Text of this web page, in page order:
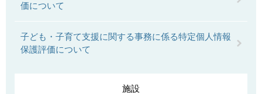
価について
子ども・子育て支援に関する事務に係る特定個人情報
保護評価について
施設